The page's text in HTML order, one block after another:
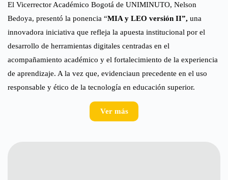
El Vicerrector Académico Bogotá de UNIMINUTO, Nelson
Bedoya, presentó la ponencia “MIA y LEO versión II”, una
innovadora iniciativa que refleja la apuesta institucional por el
desarrollo de herramientas digitales centradas en el
acompañamiento académico y el fortalecimiento de la experiencia
de aprendizaje. A la vez que, evidenciaun precedente en el uso
responsable y ético de la tecnología en educación superior.
Ver más